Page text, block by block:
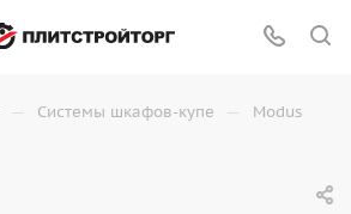
— Системы шкафов-купе — Modus